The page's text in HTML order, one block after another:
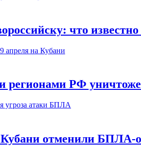
что известно
регионами РФ
отменили БПЛА-